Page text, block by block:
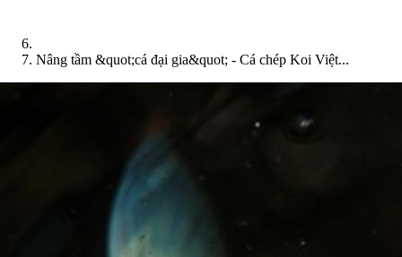
Nâng tầm &quot;cá đại gia&quot; - Cá chép Koi Việt...